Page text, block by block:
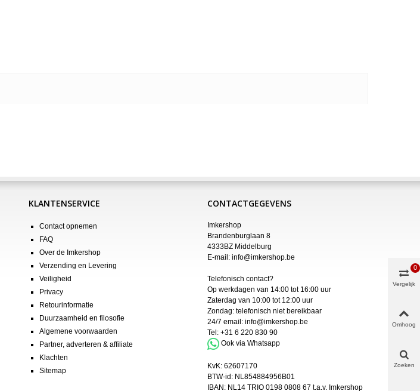
KLANTENSERVICE
Contact opnemen
FAQ
Over de Imkershop
Verzending en Levering
Veiligheid
Privacy
Retourinformatie
Duurzaamheid en filosofie
Algemene voorwaarden
Partner, adverteren & affiliate
Klachten
Sitemap
CONTACTGEGEVENS
Imkershop
Brandenburglaan 8
4333BZ Middelburg
E-mail: info@imkershop.be
Telefonisch contact?
Op werkdagen van 14:00 tot 16:00 uur
Zaterdag van 10:00 tot 12:00 uur
Zondag: telefonisch niet bereikbaar
24/7 email: info@imkershop.be
Tel: +31 6 220 830 90
Ook via Whatsapp
KvK: 62607170
BTW-id: NL854884956B01
IBAN: NL14 TRIO 0198 0808 67 t.a.v. Imkershop
Vergelijk
0
Omhoog
Zoeken